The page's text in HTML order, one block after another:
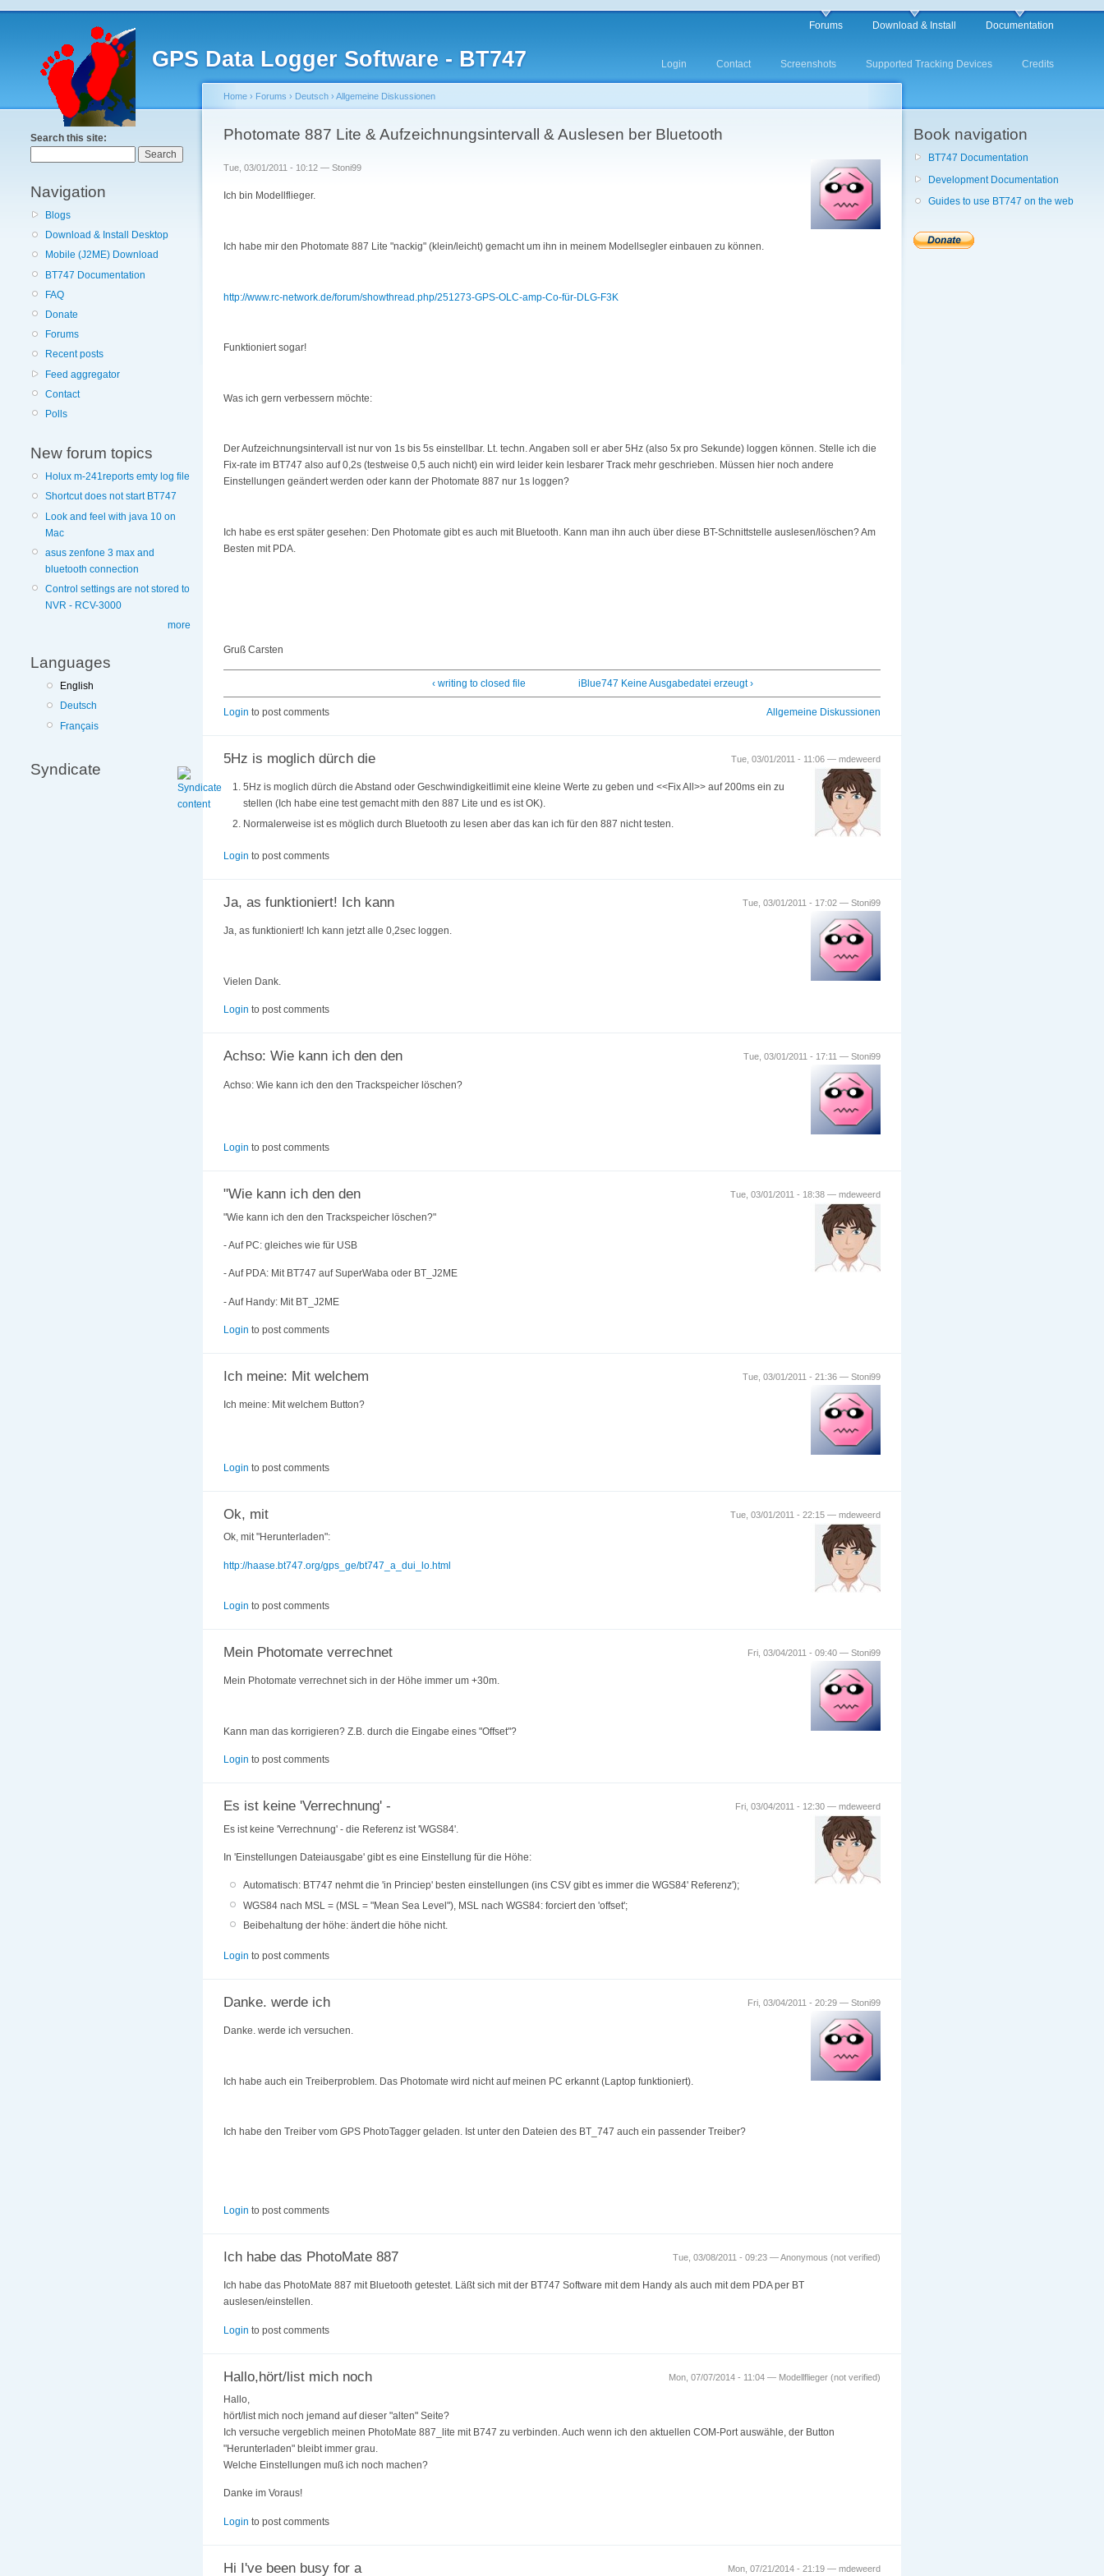
GPS Data Logger Software - BT747
Forums Download & Install Documentation
Login Contact Screenshots Supported Tracking Devices Credits
Search this site:
Navigation
Blogs
Download & Install Desktop
Mobile (J2ME) Download
BT747 Documentation
FAQ
Donate
Forums
Recent posts
Feed aggregator
Contact
Polls
New forum topics
Holux m-241reports emty log file
Shortcut does not start BT747
Look and feel with java 10 on
Mac
asus zenfone 3 max and
bluetooth connection
Control settings are not stored to
NVR - RCV-3000
more
Languages
English
Deutsch
Français
Syndicate
Home › Forums › Deutsch › Allgemeine Diskussionen
Photomate 887 Lite & Aufzeichnungsintervall & Auslesen ber Bluetooth
Tue, 03/01/2011 - 10:12 — Stoni99
Ich bin Modellflieger.
Ich habe mir den Photomate 887 Lite "nackig" (klein/leicht) gemacht um ihn in meinem Modellsegler einbauen zu können.
http://www.rc-network.de/forum/showthread.php/251273-GPS-OLC-amp-Co-für-DLG-F3K
Funktioniert sogar!
Was ich gern verbessern möchte:
Der Aufzeichnungsintervall ist nur von 1s bis 5s einstellbar. Lt. techn. Angaben soll er aber 5Hz (also 5x pro Sekunde) loggen können. Stelle ich die
Fix-rate im BT747 also auf 0,2s (testweise 0,5 auch nicht) ein wird leider kein lesbarer Track mehr geschrieben. Müssen hier noch andere
Einstellungen geändert werden oder kann der Photomate 887 nur 1s loggen?
Ich habe es erst später gesehen: Den Photomate gibt es auch mit Bluetooth. Kann man ihn auch über diese BT-Schnittstelle auslesen/löschen? Am
Besten mit PDA.
Gruß Carsten
‹ writing to closed file iBlue747 Keine Ausgabedatei erzeugt ›
Allgemeine Diskussionen
Login to post comments
Tue, 03/01/2011 - 11:06 — mdeweerd
5Hz is moglich dürch die
5Hz is moglich dürch die Abstand oder Geschwindigkeitlimit eine kleine Werte zu geben und <<Fix All>> auf 200ms ein zu
stellen (Ich habe eine test gemacht mith den 887 Lite und es ist OK).
Normalerweise ist es möglich durch Bluetooth zu lesen aber das kan ich für den 887 nicht testen.
Login to post comments
Tue, 03/01/2011 - 17:02 — Stoni99
Ja, as funktioniert! Ich kann
Ja, as funktioniert! Ich kann jetzt alle 0,2sec loggen.
Vielen Dank.
Login to post comments
Tue, 03/01/2011 - 17:11 — Stoni99
Achso: Wie kann ich den den
Achso: Wie kann ich den den Trackspeicher löschen?
Login to post comments
Tue, 03/01/2011 - 18:38 — mdeweerd
"Wie kann ich den den
"Wie kann ich den den Trackspeicher löschen?"
- Auf PC: gleiches wie für USB
- Auf PDA: Mit BT747 auf SuperWaba oder BT_J2ME
- Auf Handy: Mit BT_J2ME
Login to post comments
Tue, 03/01/2011 - 21:36 — Stoni99
Ich meine: Mit welchem
Ich meine: Mit welchem Button?
Login to post comments
Tue, 03/01/2011 - 22:15 — mdeweerd
Ok, mit
Ok, mit "Herunterladen":
http://haase.bt747.org/gps_ge/bt747_a_dui_lo.html
Login to post comments
Fri, 03/04/2011 - 09:40 — Stoni99
Mein Photomate verrechnet
Mein Photomate verrechnet sich in der Höhe immer um +30m.
Kann man das korrigieren? Z.B. durch die Eingabe eines "Offset"?
Login to post comments
Fri, 03/04/2011 - 12:30 — mdeweerd
Es ist keine 'Verrechnung' -
Es ist keine 'Verrechnung' - die Referenz ist 'WGS84'.
In 'Einstellungen Dateiausgabe' gibt es eine Einstellung für die Höhe:
Automatisch: BT747 nehmt die 'in Princiep' besten einstellungen (ins CSV gibt es immer die WGS84' Referenz');
WGS84 nach MSL = (MSL = "Mean Sea Level"), MSL nach WGS84: forciert den 'offset';
Beibehaltung der höhe: ändert die höhe nicht.
Login to post comments
Fri, 03/04/2011 - 20:29 — Stoni99
Danke. werde ich
Danke. werde ich versuchen.
Ich habe auch ein Treiberproblem. Das Photomate wird nicht auf meinen PC erkannt (Laptop funktioniert).
Ich habe den Treiber vom GPS PhotoTagger geladen. Ist unter den Dateien des BT_747 auch ein passender Treiber?
Login to post comments
Tue, 03/08/2011 - 09:23 — Anonymous (not verified)
Ich habe das PhotoMate 887
Ich habe das PhotoMate 887 mit Bluetooth getestet. Läßt sich mit der BT747 Software mit dem Handy als auch mit dem PDA per BT
auslesen/einstellen.
Login to post comments
Mon, 07/07/2014 - 11:04 — Modellflieger (not verified)
Hallo,hört/list mich noch
Hallo,
hört/list mich noch jemand auf dieser "alten" Seite?
Ich versuche vergeblich meinen PhotoMate 887_lite mit B747 zu verbinden. Auch wenn ich den aktuellen COM-Port auswähle, der Button
"Herunterladen" bleibt immer grau.
Welche Einstellungen muß ich noch machen?
Danke im Voraus!
Login to post comments
Mon, 07/21/2014 - 21:19 — mdeweerd
Hi I've been busy for a
Book navigation
BT747 Documentation
Development Documentation
Guides to use BT747 on the web